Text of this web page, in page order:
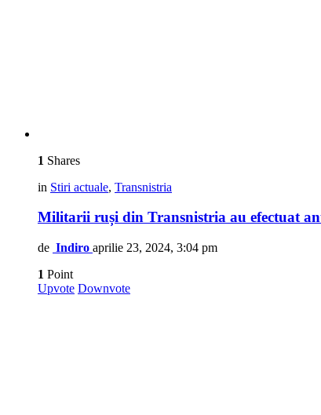
1 Shares
in Stiri actuale, Transnistria
Militarii ruși din Transnistria au efectuat
de Indiro aprilie 23, 2024, 3:04 pm
1 Point
Upvote Downvote